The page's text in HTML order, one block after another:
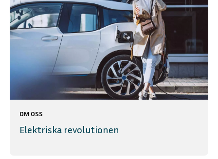
OM OSS
Elektriska revolutionen